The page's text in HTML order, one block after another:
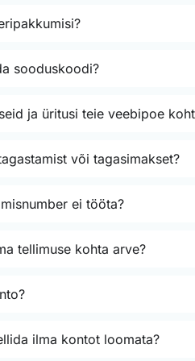
sooduskoodi?
ja üritusi teie veebipoe
või tagasimakset?
ei tööta?
tellimuse kohta arve?
ilma kontot loomata?